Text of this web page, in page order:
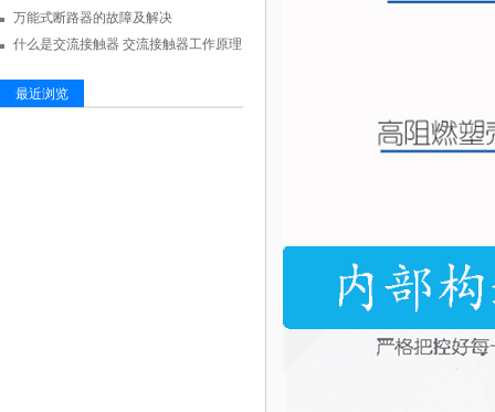
万能式断路器的故障及解决
什么是交流接触器 交流接触器工作原理
最近浏览